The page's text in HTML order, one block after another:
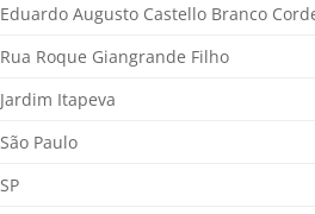
Eduardo Augusto Castello Branco
Rua Roque Giangrande Filho
Jardim Itapeva
São Paulo
SP